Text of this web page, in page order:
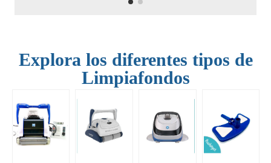
Explora los diferentes tipos de
Limpiafondos